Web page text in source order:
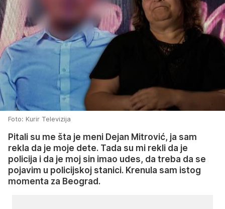
Foto: Kurir Televizija
Pitali su me šta je meni Dejan Mitrović, ja sam
rekla da je moje dete. Tada su mi rekli da je
policija i da je moj sin imao udes, da treba da se
pojavim u policijskoj stanici. Krenula sam istog
momenta za Beograd.